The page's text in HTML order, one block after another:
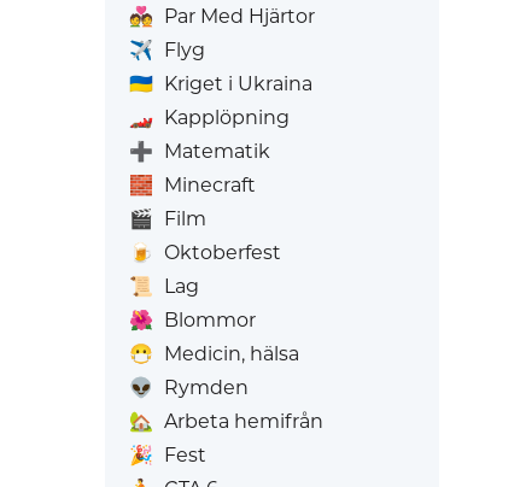
💑 Par Med Hjärtor
✈️ Flyg
🇺🇦 Kriget i Ukraina
🏎️ Kapplöpning
➕ Matematik
🧱 Minecraft
🎬 Film
🍺
Oktoberfest
📜
Lag
🌺 Blommor
😷 Medicin, hälsa
👽
Rymden
🏡 Arbeta hemifrån
🎉 Fest